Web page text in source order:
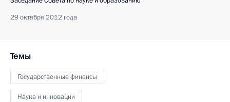
29 октября 2012 года
Темы
Государственные финансы
Наука и инновации